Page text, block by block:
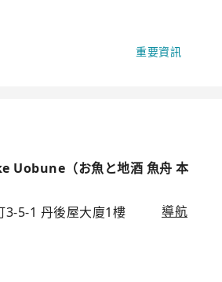
重要資訊
Uobune（お魚と地酒 魚舟 本
3-5-1 丹後屋大廈1樓
導航